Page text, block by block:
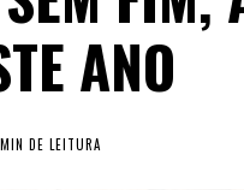
ANO
DE LEITURA